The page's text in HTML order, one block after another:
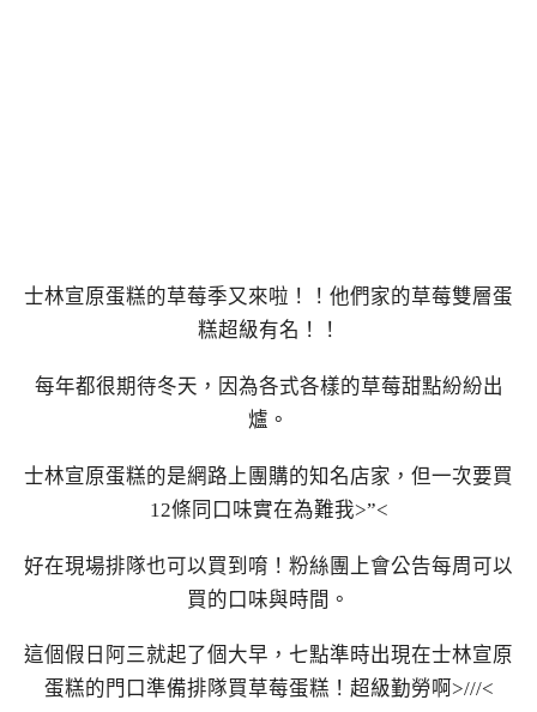
士林宣原蛋糕的草莓季又來啦！！他們家的草莓雙層蛋
糕超級有名！！
每年都很期待冬天，因為各式各樣的草莓甜點紛紛出
爐。
士林宣原蛋糕的是網路上團購的知名店家，但一次要買
12條同口味實在為難我>”<
好在現場排隊也可以買到唷！粉絲團上會公告每周可以
買的口味與時間。
這個假日阿三就起了個大早，七點準時出現在士林宣原
蛋糕的門口準備排隊買草莓蛋糕！超級勤勞啊>///<